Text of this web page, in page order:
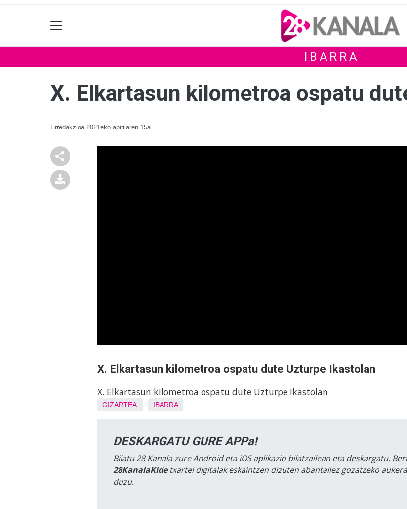
IBARRA
X. Elkartasun kilometroa ospatu
Erredakzioa 2021eko apirilaren 15a
X. Elkartasun kilometroa ospatu dute Uzturpe Ikastolan
X. Elkartasun kilometroa ospatu dute Uzturpe Ikastolan
GIZARTEA IBARRA
DESKARGATU GURE APPa!
Bilatu 28 Kanala zure Android eta iOS aplikazio bilatzailean eta deskargatu.
28KanalaKidetxartel digitalak eskaintzen dizuten abantailez gozatzeko
duzu.